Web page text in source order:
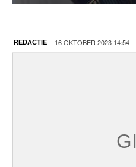
REDACTIE 16 OKTOBER 2023 14:54